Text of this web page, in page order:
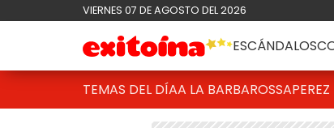
VIERNES 07 DE AGOSTO DEL 2026
ESCÁNDALOS
TEMAS DEL DÍAA LA BARBAROSSA